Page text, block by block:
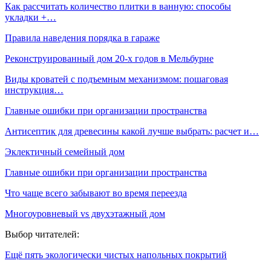
Как рассчитать количество плитки в ванную: способы
укладки +…
Правила наведения порядка в гараже
Реконструированный дом 20-х годов в Мельбурне
Виды кроватей с подъемным механизмом: пошаговая
инструкция…
Главные ошибки при организации пространства
Антисептик для древесины какой лучше выбрать: расчет и…
Эклектичный семейный дом
Главные ошибки при организации пространства
Что чаще всего забывают во время переезда
Многоуровневый vs двухэтажный дом
Выбор читателей:
Ещё пять экологически чистых напольных покрытий